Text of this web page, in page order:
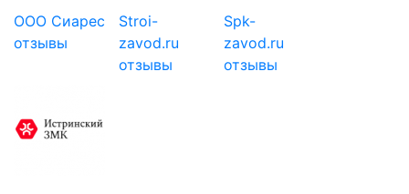
ООО Сиарес
отзывы
Stroi-
zavod.ru
отзывы
Spk-
zavod.ru
отзывы